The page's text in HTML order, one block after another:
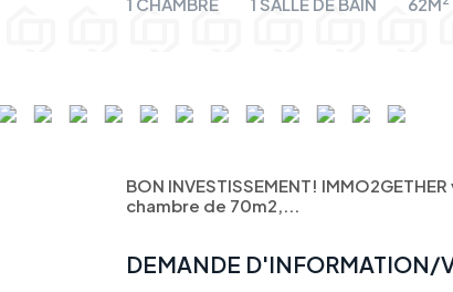
BON INVESTISSEMENT!
chambre de 70m2,...
DEMANDE D'INFORMATION/